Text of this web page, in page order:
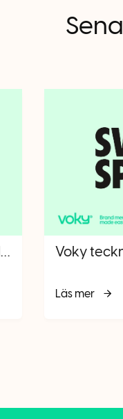
Voky tecknar ramavtal med Skellefteå kommun
Läs mer